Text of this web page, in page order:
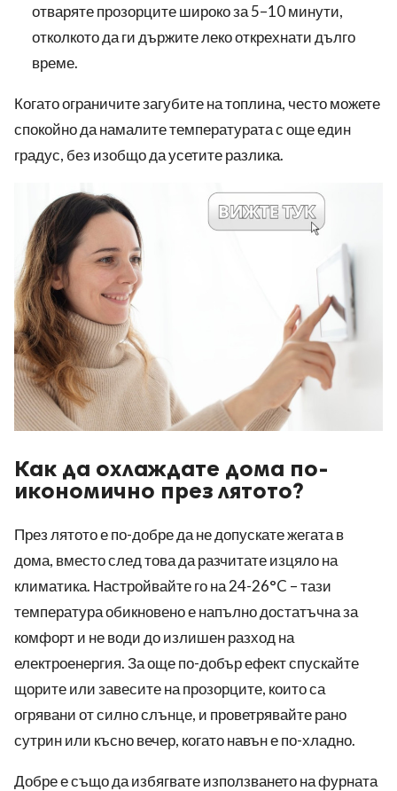
отваряте прозорците широко за 5–10 минути,
отколкото да ги държите леко открехнати дълго
време.
Когато ограничите загубите на топлина, често можете
спокойно да намалите температурата с още един
градус, без изобщо да усетите разлика.
Как да охлаждате дома по-
икономично през лятото?
През лятото е по-добре да не допускате жегата в
дома, вместо след това да разчитате изцяло на
климатика. Настройвайте го на 24-26°C – тази
температура обикновено е напълно достатъчна за
комфорт и не води до излишен разход на
електроенергия. За още по-добър ефект спускайте
щорите или завесите на прозорците, които са
огрявани от силно слънце, и проветрявайте рано
сутрин или късно вечер, когато навън е по-хладно.
Добре е също да избягвате използването на фурната